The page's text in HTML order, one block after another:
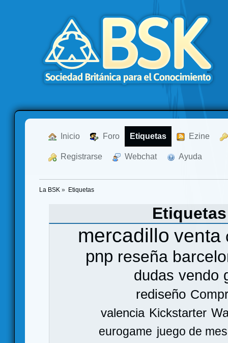
Inicio Foro Etiquetas Ezine
Registrarse Webchat Ayuda
La BSK » Etiquetas
mercadillo venta
pnp reseña
dudas vendo
rediseño
valencia Kickstarter
eurogame juego de